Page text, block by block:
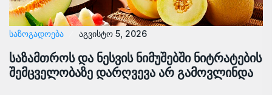
ᲡᲐᲖᲝᲒᲐᲓᲝᲔᲑᲐ აგვისტო 5, 2026
საზამთროს და ნესვის ნიმუშებში ნიტრატების
შემცველობაზე დარღვევა არ გამოვლინდა